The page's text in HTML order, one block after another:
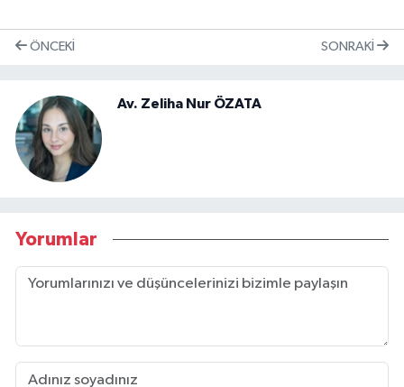
ÖNCEKI SONRAKI
Av. Zeliha Nur ÖZATA
Yorumlar